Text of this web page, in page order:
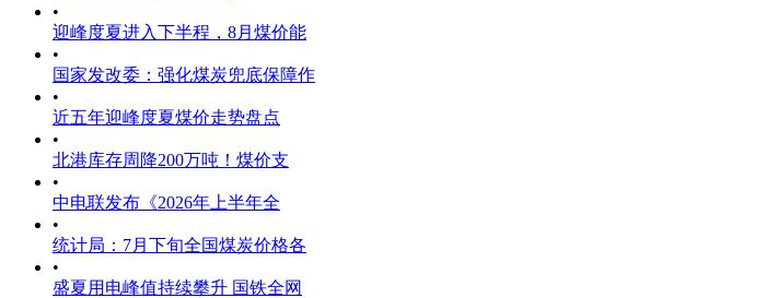
•
迎峰度夏进入下半程，8月煤价能
•
国家发改委：强化煤炭兜底保障作
•
近五年迎峰度夏煤价走势盘点
•
北港库存周降200万吨！煤价支
•
中电联发布《2026年上半年全
•
统计局：7月下旬全国煤炭价格各
•
盛夏用电峰值持续攀升 国铁全网